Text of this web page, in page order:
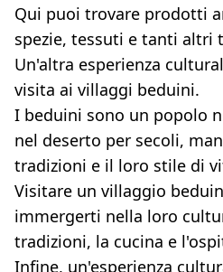
Qui puoi trovare prodotti
spezie, tessuti e tanti altri
Un'altra esperienza
visita ai villaggi beduini.
I beduini sono un popolo
nel deserto per secoli,
tradizioni e il loro stile di
Visitare un villaggio
immergerti nella loro
tradizioni, la cucina e
Infine, un'esperienza